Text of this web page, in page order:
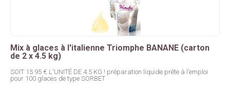
Mix à glaces à l'italienne Triomphe BANANE (carton
de 2 x 4.5 kg)
SOIT 15.95 € L'UNITÉ DE 4.5 KG ! préparation liquide prête à l’emploi
pour 100 glaces de type SORBET